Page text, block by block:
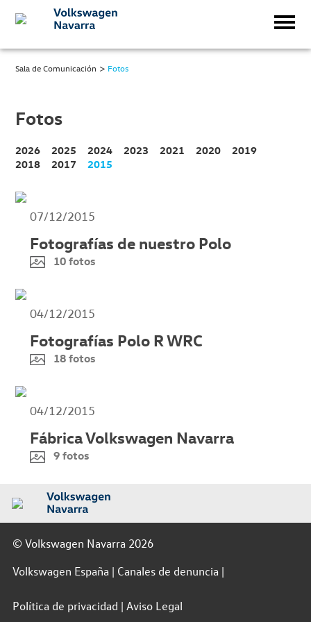
Sala de Comunicación > Fotos
Fotos
2026 2025 2024 2023 2021 2020
2019
2018
2017 2015
07/12/2015
Fotografías de nuestro Polo
10 fotos
04/12/2015
Fotografías Polo R WRC
18 fotos
04/12/2015
Fábrica Volkswagen Navarra
9 fotos
© Volkswagen Navarra 2026
Volkswagen España
Canales de denuncia
Política de privacidad Aviso Legal